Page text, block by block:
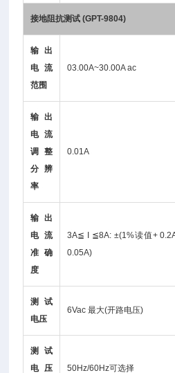
接地阻抗测试 (GPT-9804)
输出
电流
范围
03.00A~30.00A ac
输出
电流
调整
分辨
率
0.01A
输出
电流
准确
度
3A≦ I ≦8A: ±(1%读值+
0.05A)
测试
电压
6Vac 最大(开路电压)
测试
电压
50Hz/60Hz可选择